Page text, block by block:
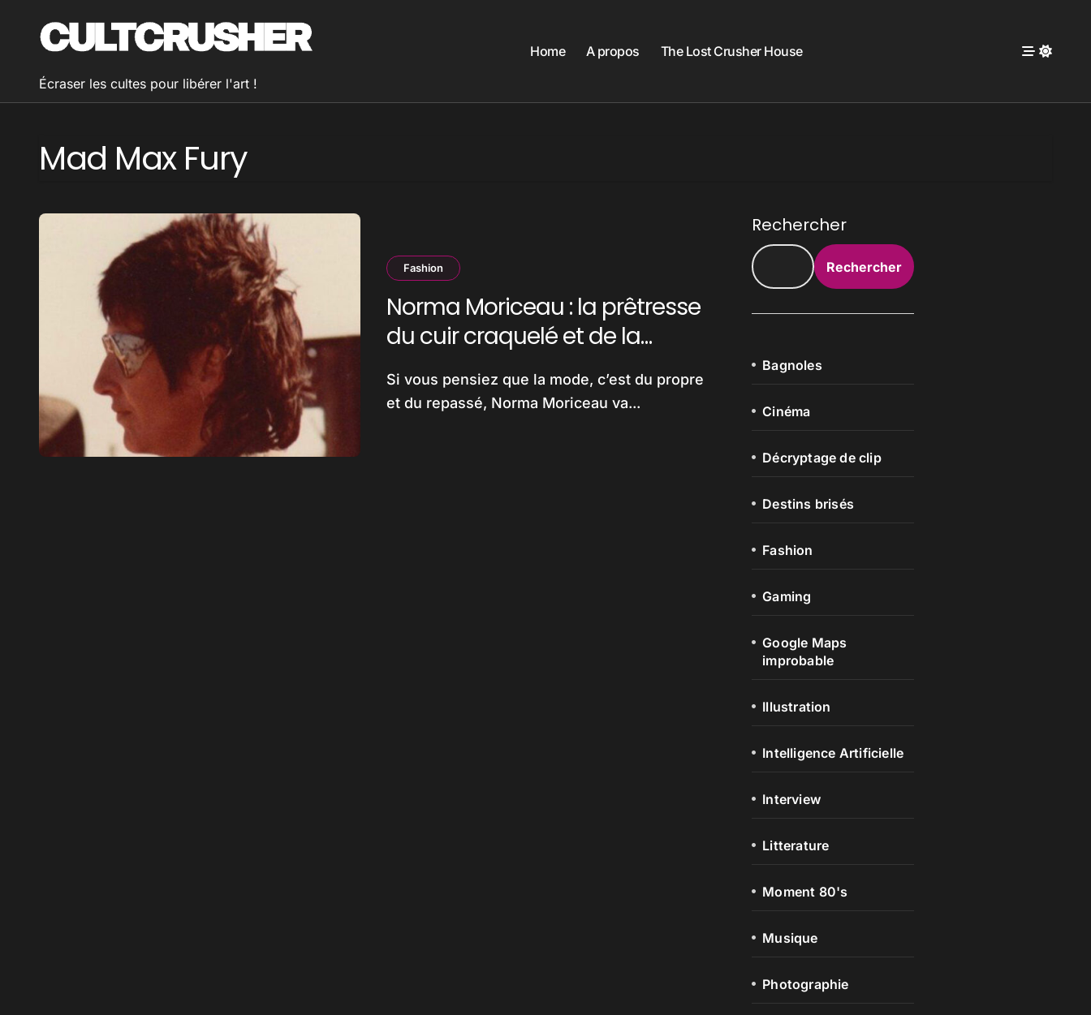
contenu
Écraser les cultes pour libérer l'art !
Home A propos The Lost Crusher House
Mad Max Fury
Fashion
Norma Moriceau : la prêtresse
du cuir craquelé et de la
rouille, ou comment Mad Max
a mis le feu au style post-apo
Si vous pensiez que la mode, c’est du propre
et du repassé, Norma Moriceau va...
Rechercher
Rechercher
Bagnoles
Cinéma
Décryptage de clip
Destins brisés
Fashion
Gaming
Google Maps
improbable
Illustration
Intelligence Artificielle
Interview
Litterature
Moment 80's
Musique
Photographie